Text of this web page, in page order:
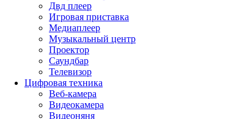
Двд плеер
Игровая приставка
Медиаплеер
Музыкальный центр
Проектор
Саундбар
Телевизор
Цифровая техника
Веб-камера
Видеокамера
Видеоняня